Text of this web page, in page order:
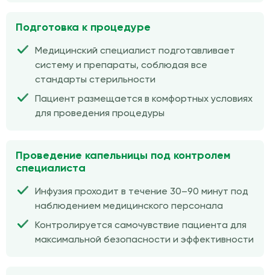
Подготовка к процедуре
Медицинский специалист подготавливает
систему и препараты, соблюдая все
стандарты стерильности
Пациент размещается в комфортных условиях
для проведения процедуры
Проведение капельницы под контролем
специалиста
Инфузия проходит в течение 30–90 минут под
наблюдением медицинского персонала
Контролируется самочувствие пациента для
максимальной безопасности и эффективности